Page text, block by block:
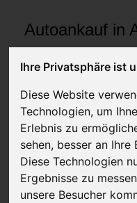
Ihre Privatsphäre ist
Diese Website
Technologien, um
Erlebnis zu
sehen, besser an Ihre
Diese Technologien
Ergebnisse zu
unsere Besucher
Autoankauf in
Online Auto
Auf Wunsch